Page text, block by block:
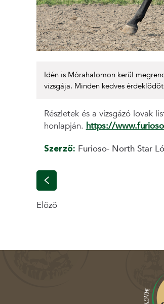
Idén is Mórahalomon kerül
vizsgája. Minden kedves
Részletek és a vizsgázó lovak
honlapján. https://
Szerző: Furioso- North Star
Előző